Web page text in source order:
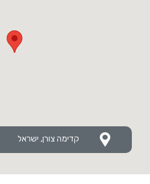
קדימה צורן, ישראל